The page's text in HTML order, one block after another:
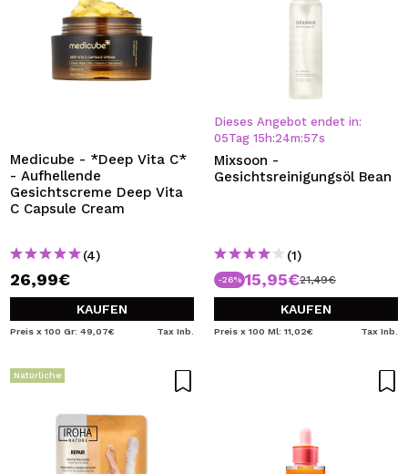
Medicube - *Deep Vita C*
- Aufhellende
Gesichtscreme Deep Vita
C Capsule Cream
(4)
26,99€
KAUFEN
Preis x 100 Gr: 49,07€ Tax Inb.
Dieses Angebot endet in:
05Tag 15 h:24m:57s
Mixsoon -
Gesichtsreinigungsöl Bean
(1)
-26% 15,95€21,49€
KAUFEN
Preis x 100 Ml: 11,02€ Tax Inb.
Natürliche